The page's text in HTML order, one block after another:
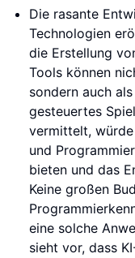
Die rasante
Technologien
die Erstellung
Tools können
sondern auch
gesteuertes
vermittelt,
und
bieten und das
Keine großen
eine solche
sieht vor, dass